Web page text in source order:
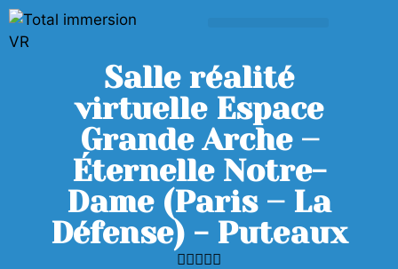
Salle réalité
virtuelle Espace
Grande Arche –
Éternelle Notre-
Dame (Paris – La
Défense) - Puteaux
